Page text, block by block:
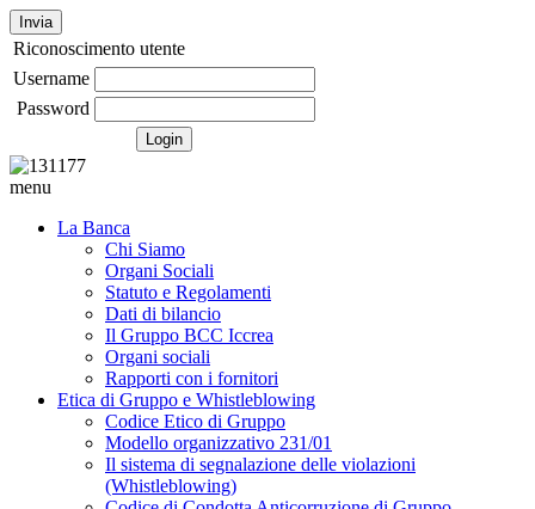
Invia
Riconoscimento utente
Username
Password
menu
La Banca
Chi Siamo
Organi Sociali
Statuto e Regolamenti
Dati di bilancio
Il Gruppo BCC Iccrea
Organi sociali
Rapporti con i fornitori
Etica di Gruppo e Whistleblowing
Codice Etico di Gruppo
Modello organizzativo 231/01
Il sistema di segnalazione delle violazioni
(Whistleblowing)